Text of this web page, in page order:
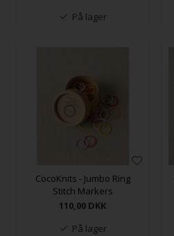
På lager
CocoKnits - Jumbo Ring
Stitch Markers
110,00 DKK
På lager